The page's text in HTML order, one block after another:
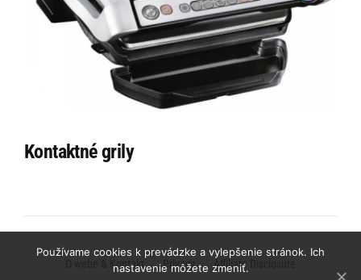
Kontaktné grily
O webe & Kontakt Privacy Affiliate Disclosure
Používame cookies k prevádzke a vylepšenie stránok. Ich
nastavenie môžete zmeniť.